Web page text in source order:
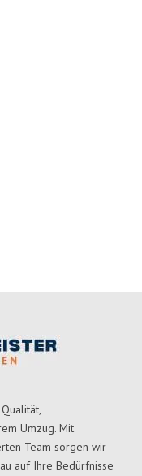
Umzug. Mit
Team sorgen wir
auf Ihre Bedürfnisse